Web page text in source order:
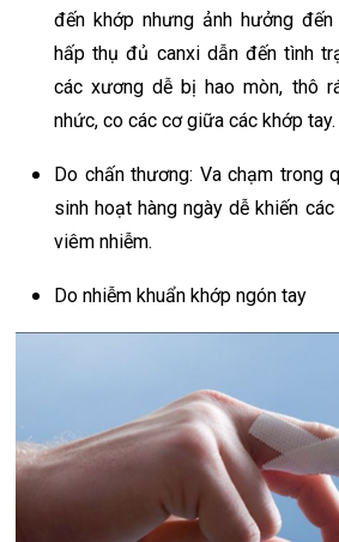
đến khớp nhưng ảnh hưởng
hấp thụ đủ canxi dẫn đến tình
các xương dễ bị hao mòn, thô
nhức, co các cơ giữa các khớp tay.
Do chấn thương: Va chạm trong
sinh hoạt hàng ngày dễ khiến
viêm nhiễm.
Do nhiễm khuẩn khớp ngón tay